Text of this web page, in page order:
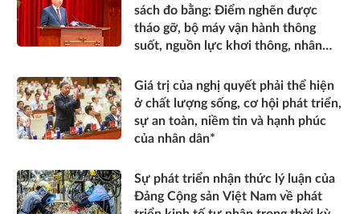
sách đo bằng: Điểm nghẽn được
tháo gỡ, bộ máy vận hành thông
suốt, nguồn lực khơi thông, nhân
hơn*
Giá trị của nghị quyết phải thể hiện
ở chất lượng sống, cơ hội phát triển,
sự an toàn, niềm tin và hạnh phúc
của nhân dân*
Sự phát triển nhận thức lý luận của
Đảng Cộng sản Việt Nam về phát